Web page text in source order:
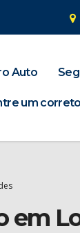
Auto
um
em